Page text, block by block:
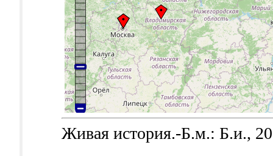
Живая история.-Б.м.: Б.и.,